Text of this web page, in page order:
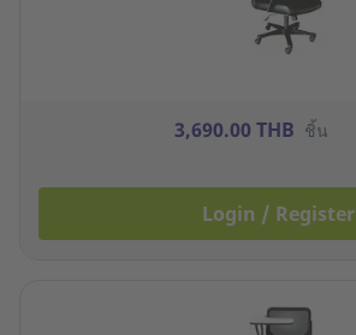
3,690.00 THB ชิ้น
Login / Register